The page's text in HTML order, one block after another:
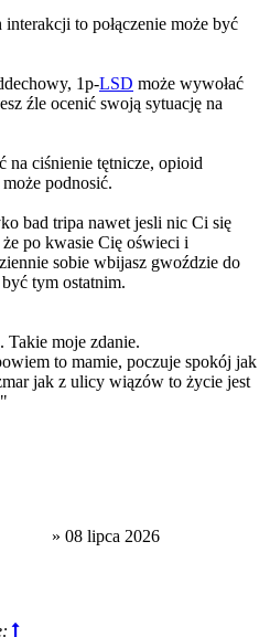
to połączenie może być
1p-LSD może wywołać
źle ocenić swoją sytuację na
na ciśnienie tętnicze, opioid
może podnosić.
bad tripa nawet jesli nic Ci się
po kwasie Cię oświeci i
sobie wbijasz gwoździe do
tym ostatnim.
. Takie moje zdanie.
to mamie, poczuje spokój jak
jak z ulicy wiązów to życie jest
» 08 lipca 2026